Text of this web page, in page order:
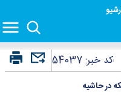
کد خبر:54037
در حاشیه